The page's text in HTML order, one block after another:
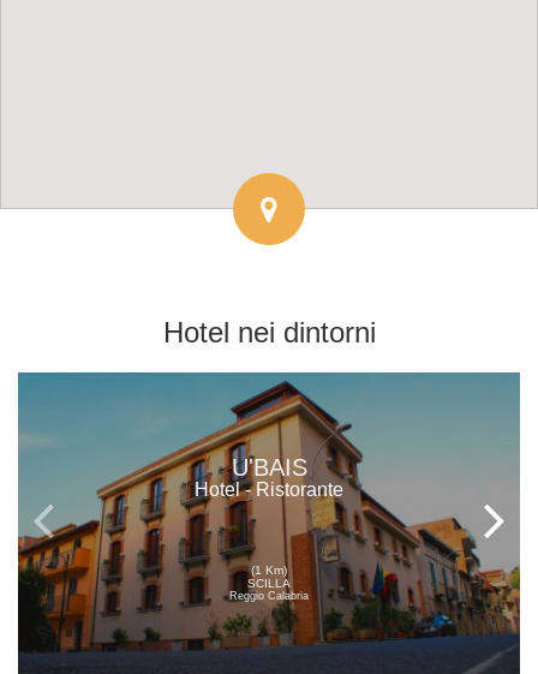
Hotel nei dintorni
U'BAIS
Hotel - Ristorante
(1 Km)
SCILLA
Reggio Calabria